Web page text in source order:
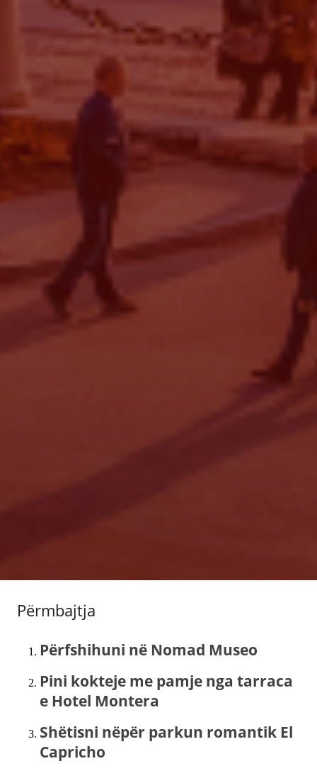
Përmbajtja
Përfshihuni në Nomad Museo
Pini kokteje me pamje nga tarraca
e Hotel Montera
Shëtisni nëpër parkun romantik El
Capricho